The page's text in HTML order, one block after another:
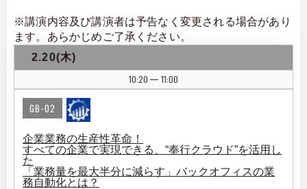
※講演内容及び講演者は予告なく変更される場合があり
ます。あらかじめご了承ください。
2.20(木)
10:20
| 11:00
GB-02
企業業務の生産性革命！
すべての企業で実現できる、“奉行クラウド”を活用し
た
「業務量を最大半分に減らす」バックオフィスの業
務自動化とは？